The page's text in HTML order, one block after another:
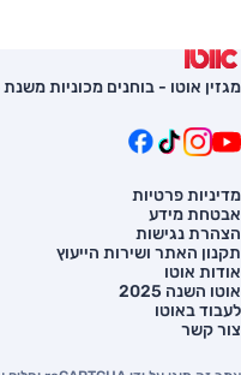
מגזין אוטו - בוחנים מכוניות משנת 1986
מדיניות פרטיות
אבטחת מידע
הצהרת נגישות
תקנון האתר ושירות הייעוץ
אודות אוטו
אוטו השנה 2025
לעבוד באוטו
צור קשר